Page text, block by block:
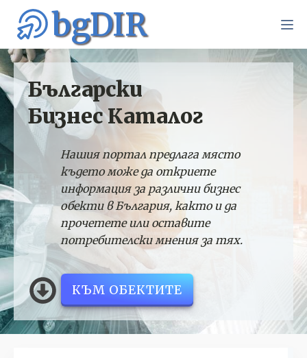
bgDIR
Български
Бизнес Каталог
Нашия портал предлага място
където може да откриете
информация за различни бизнес
обекти в България, както и да
прочетете или оставите
потребителски мнения за тях.
КЪМ ОБЕКТИТЕ